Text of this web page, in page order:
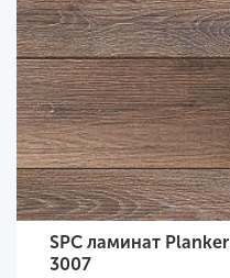
SPC ламинат
3007